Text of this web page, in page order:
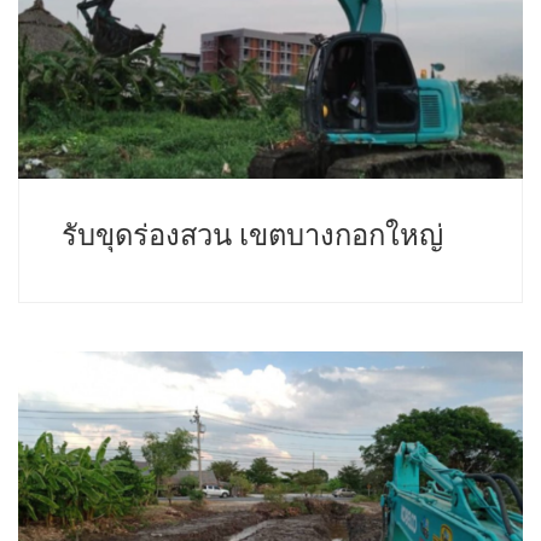
รับขุดร่องสวน เขตบางกอกใหญ่